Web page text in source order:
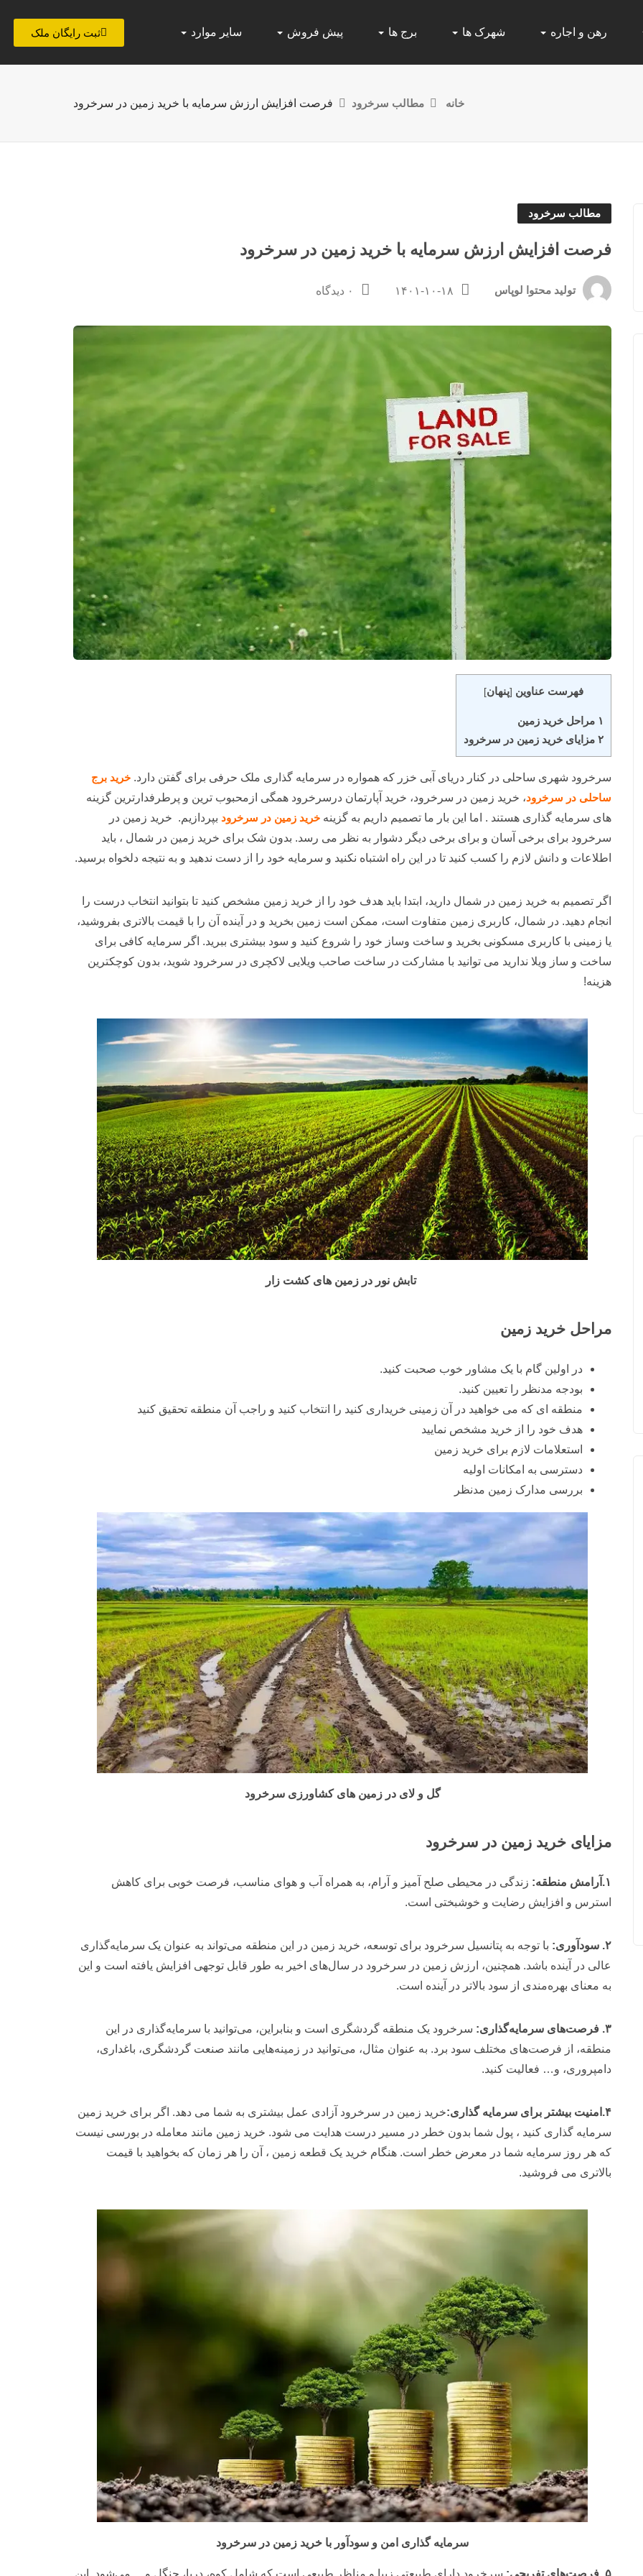
رهن و اجاره شهرک ها برج ها پیش فروش سایر موارد ثبت رایگان ملک
خانه مطالب سرخرود فرصت افزایش ارزش سرمایه با خرید زمین در سرخرود
مطالب سرخرود
فرصت افزایش ارزش سرمایه با خرید زمین در سرخرود
تولید محتوا لوپاس ۱۴۰۱-۱۰-۱۸ ۰ دیدگاه
فهرست عناوین [پنهان]
۱ مراحل خرید زمین
۲ مزایای خرید زمین در سرخرود
سرخرود شهری ساحلی در کنار دریای آبی خزر که همواره در سرمایه گذاری ملک حرفی برای گفتن دارد. خرید برج
ساحلی در سرخرود، خرید زمین در سرخرود، خرید آپارتمان درسرخرود همگی ازمحبوب ترین و پرطرفدارترین گزینه
های سرمایه گذاری هستند . اما این بار ما تصمیم داریم به گزینه خرید زمین در سرخرود بپردازیم. خرید زمین در
سرخرود برای برخی آسان و برای برخی دیگر دشوار به نظر می رسد. بدون شک برای خرید زمین در شمال ، باید
اطلاعات و دانش لازم را کسب کنید تا در این راه اشتباه نکنید و سرمایه خود را از دست ندهید و به نتیجه دلخواه برسید.
اگر تصمیم به خرید زمین در شمال دارید، ابتدا باید هدف خود را از خرید زمین مشخص کنید تا بتوانید انتخاب درست را
انجام دهید. در شمال، کاربری زمین متفاوت است، ممکن است زمین بخرید و در آینده آن را با قیمت بالاتری بفروشید،
یا زمینی با کاربری مسکونی بخرید و ساخت وساز خود را شروع کنید و سود بیشتری ببرید. اگر سرمایه کافی برای
ساخت و ساز ویلا ندارید می توانید با مشارکت در ساخت صاحب ویلایی لاکچری در سرخرود شوید، بدون کوچکترین
هزینه!
تابش نور در زمین های کشت زار
مراحل خرید زمین
در اولین گام با یک مشاور خوب صحبت کنید.
بودجه مدنظر را تعیین کنید.
منطقه ای که می خواهید در آن زمینی خریداری کنید را انتخاب کنید و راجب آن منطقه تحقیق کنید
هدف خود را از خرید مشخص نمایید
استعلامات لازم برای خرید زمین
دسترسی به امکانات اولیه
بررسی مدارک زمین مدنظر
گل و لای در زمین های کشاورزی سرخرود
مزایای خرید زمین در سرخرود
۱.آرامش منطقه:
زندگی در محیطی صلح آمیز و آرام، به همراه آب و هوای مناسب، فرصت خوبی برای کاهش
استرس و افزایش رضایت و خوشبختی است.
۲. سودآوری:
با توجه به پتانسیل سرخرود برای توسعه، خرید زمین در این منطقه می‌تواند به عنوان یک سرمایه‌گذاری
عالی در آینده باشد. همچنین، ارزش زمین در سرخرود در سال‌های اخیر به طور قابل توجهی افزایش یافته است و این
به معنای بهره‌مندی از سود بالاتر در آینده است.
۳. فرصت‌های سرمایه‌گذاری:
سرخرود یک منطقه گردشگری است و بنابراین، می‌توانید با سرمایه‌گذاری در این
منطقه، از فرصت‌های مختلف سود برد. به عنوان مثال، می‌توانید در زمینه‌هایی مانند صنعت گردشگری، باغداری،
دامپروری، و… فعالیت کنید.
۴.امنیت بیشتر برای سرمایه گذاری:
خرید زمین در سرخرود آزادی عمل بیشتری به شما می دهد. اگر برای خرید زمین
سرمایه گذاری کنید ، پول شما بدون خطر در مسیر درست هدایت می شود. خرید زمین مانند معامله در بورسی نیست
که هر روز سرمایه شما در معرض خطر است. هنگام خرید یک قطعه زمین ، آن را هر زمان که بخواهید با قیمت
بالاتری می فروشید.
سرمایه گذاری امن و سودآور با خرید زمین در سرخرود
۵. فرصت‌های تفریحی: سرخرود دارای طبیعتی زیبا و مناظر طبیعی است که شامل کوه، دریا، جنگل و… می‌شود. این